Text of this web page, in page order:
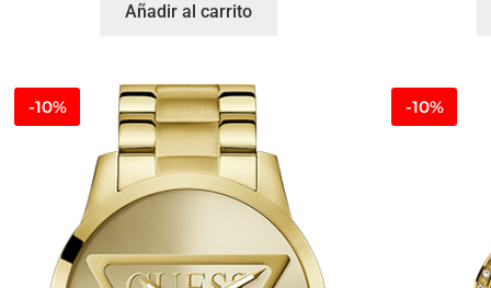
Añadir al carrito
-10% -10%